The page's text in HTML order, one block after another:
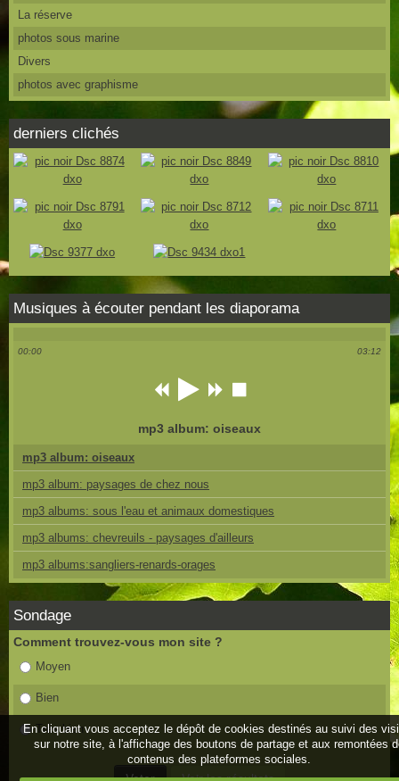
La réserve
photos sous marine
Divers
photos avec graphisme
derniers clichés
Musiques à écouter pendant les diaporama
00:00 03:12
mp3 album: oiseaux
mp3 album: oiseaux
mp3 album: paysages de chez nous
mp3 albums: sous l'eau et animaux domestiques
mp3 albums: chevreuils - paysages d'ailleurs
mp3 albums:sangliers-renards-orages
Sondage
Comment trouvez-vous mon site ?
Moyen
Bien
Très bien
En cliquant vous acceptez le dépôt de cookies destinés au suivi des
sur notre site, à l'affichage des boutons de partage et aux remontées
contenus des plateformes sociales.